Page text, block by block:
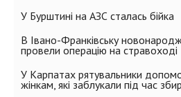
У Бурштині на АЗС сталась бійка
В Івано-Франківську
провели операцію на стравоході
У Карпатах рятувальники
жінкам, які заблукали під час